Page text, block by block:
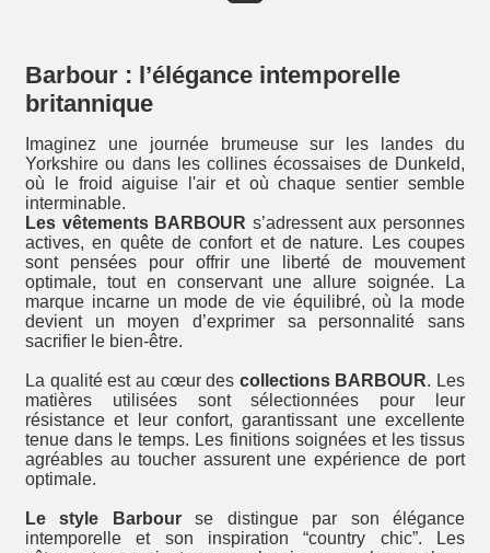
Barbour : l’élégance intemporelle
britannique
Imaginez une journée brumeuse sur les landes du
Yorkshire ou dans les collines écossaises de Dunkeld,
où le froid aiguise l'air et où chaque sentier semble
interminable.
Les vêtements BARBOUR s’adressent aux personnes
actives, en quête de confort et de nature. Les coupes
sont pensées pour offrir une liberté de mouvement
optimale, tout en conservant une allure soignée. La
marque incarne un mode de vie équilibré, où la mode
devient un moyen d’exprimer sa personnalité sans
sacrifier le bien-être.
La qualité est au cœur des collections BARBOUR. Les
matières utilisées sont sélectionnées pour leur
résistance et leur confort, garantissant une excellente
tenue dans le temps. Les finitions soignées et les tissus
agréables au toucher assurent une expérience de port
optimale.
Le style Barbourse distingue par son élégance
intemporelle et son inspiration “country chic”. Les